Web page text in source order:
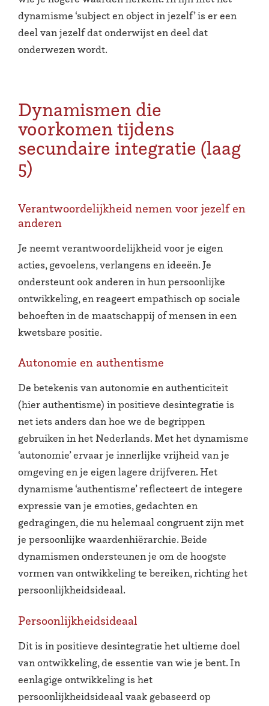
dynamisme ‘subject en object in jezelf’ is er een
deel van jezelf dat onderwijst en deel dat
onderwezen wordt.
Dynamismen die
voorkomen tijdens
secundaire integratie (laag
5)
Verantwoordelijkheid nemen voor jezelf en
anderen
Je neemt verantwoordelijkheid voor je eigen
acties, gevoelens, verlangens en ideeën. Je
ondersteunt ook anderen in hun persoonlijke
ontwikkeling, en reageert empathisch op sociale
behoeften in de maatschappij of mensen in een
kwetsbare positie.
Autonomie en authentisme
De betekenis van autonomie en authenticiteit
(hier authentisme) in positieve desintegratie is
net iets anders dan hoe we de begrippen
gebruiken in het Nederlands. Met het dynamisme
‘autonomie’ ervaar je innerlijke vrijheid van je
omgeving en je eigen lagere drijfveren. Het
dynamisme ‘authentisme’ reflecteert de integere
expressie van je emoties, gedachten en
gedragingen, die nu helemaal congruent zijn met
je persoonlijke waardenhiërarchie. Beide
dynamismen ondersteunen je om de hoogste
vormen van ontwikkeling te bereiken, richting het
persoonlijkheidsideaal.
Persoonlijkheidsideaal
Dit is in positieve desintegratie het ultieme doel
van ontwikkeling, de essentie van wie je bent. In
eenlagige ontwikkeling is het
persoonlijkheidsideaal vaak gebaseerd op